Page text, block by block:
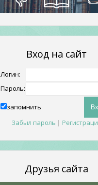
Вход на сайт
Логин:
Пароль:
запомнить
Забыл пароль |
Друзья сайта